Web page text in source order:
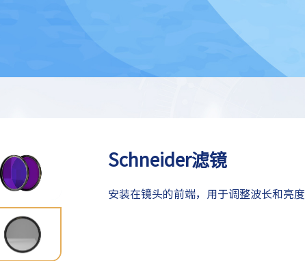
Schneider滤镜
安装在镜头的前端，用于调整波长和亮度